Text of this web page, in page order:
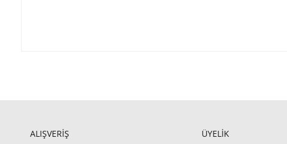
ALIŞVERİŞ ÜYELİK